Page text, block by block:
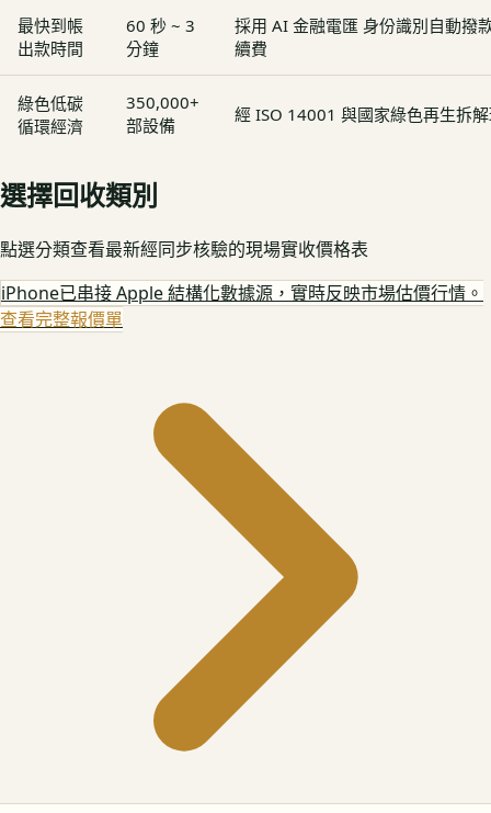
最快到帳
出款時間
60 秒 ~ 3
分鐘
採用 AI 金融電匯 身份識別自動撥
續費
綠色低碳
循環經濟
350,000+
部設備
經 ISO 14001 與國家綠色再生拆
選擇回收類別
點選分類查看最新經同步核驗的現場實收價格表
iPhone已串接 Apple 結構化數據源，實時反映市場估價行情。
查看完整報價單